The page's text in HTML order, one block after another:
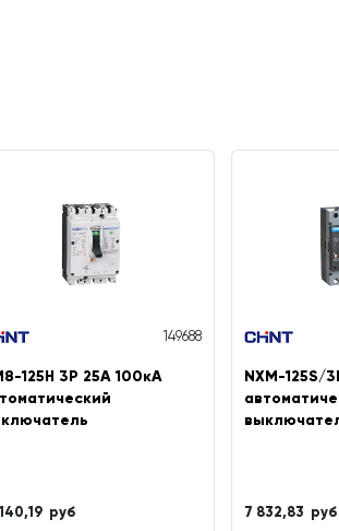
149688
125H 3P 25А 100кА
руб
NXM-125S/
7 832,83 руб